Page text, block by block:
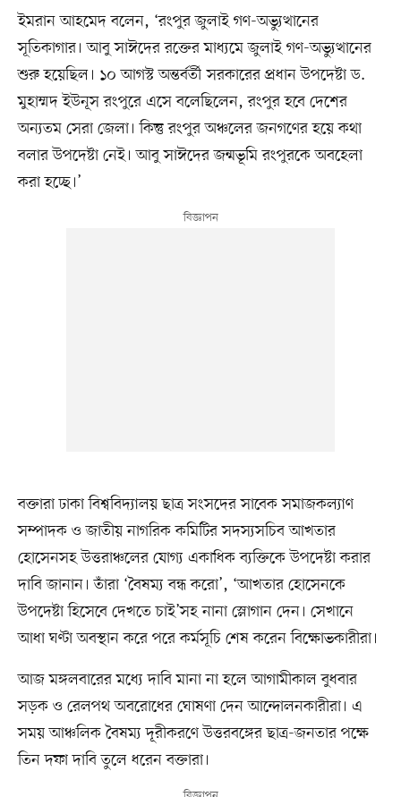
ইমরান আহমেদ বলেন, ‘রংপুর জুলাই গণ-অভ্যুত্থানের
সূতিকাগার। আবু সাঈদের রক্তের মাধ্যমে জুলাই গণ-অভ্যুত্থানের
শুরু হয়েছিল। ১০ আগস্ট অন্তর্বর্তী সরকারের প্রধান উপদেষ্টা ড.
মুহাম্মদ ইউনূস রংপুরে এসে বলেছিলেন, রংপুর হবে দেশের
অন্যতম সেরা জেলা। কিন্তু রংপুর অঞ্চলের জনগণের হয়ে কথা
বলার উপদেষ্টা নেই। আবু সাঈদের জন্মভূমি রংপুরকে অবহেলা
করা হচ্ছে।’
বক্তারা ঢাকা বিশ্ববিদ্যালয় ছাত্র সংসদের সাবেক সমাজকল্যাণ
সম্পাদক ও জাতীয় নাগরিক কমিটির সদস্যসচিব আখতার
হোসেনসহ উত্তরাঞ্চলের যোগ্য একাধিক ব্যক্তিকে উপদেষ্টা করার
দাবি জানান। তাঁরা ‘বৈষম্য বন্ধ করো’, ‘আখতার হোসেনকে
উপদেষ্টা হিসেবে দেখতে চাই’সহ নানা স্লোগান দেন। সেখানে
আধা ঘণ্টা অবস্থান করে পরে কর্মসূচি শেষ করেন বিক্ষোভকারীরা।
আজ মঙ্গলবারের মধ্যে দাবি মানা না হলে আগামীকাল বুধবার
সড়ক ও রেলপথ অবরোধের ঘোষণা দেন আন্দোলনকারীরা। এ
সময় আঞ্চলিক বৈষম্য দূরীকরণে উত্তরবঙ্গের ছাত্র-জনতার পক্ষে
তিন দফা দাবি তুলে ধরেন বক্তারা।